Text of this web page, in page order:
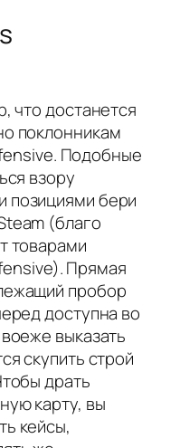
что достанется
поклонникам
Подобные
взору
позициями бери
(благо
товарами
Прямая
пробор
доступна во
выказать
скупить строй
драть
карту, вы
кейсы,